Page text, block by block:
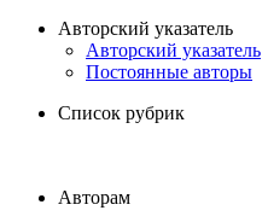
Авторский указатель
Авторский указатель
Постоянные авторы
Список рубрик
Авторам